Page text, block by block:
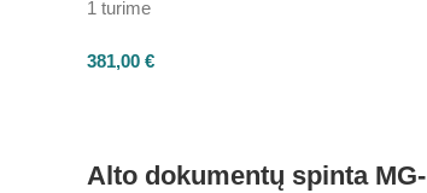
1 turime
381,00 €
Alto dokumentų spinta MG-